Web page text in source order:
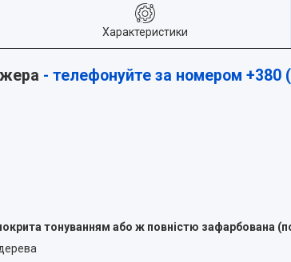
Характеристики
- телефонуйте за номером +380
тонуванням або ж повністю зафарбована